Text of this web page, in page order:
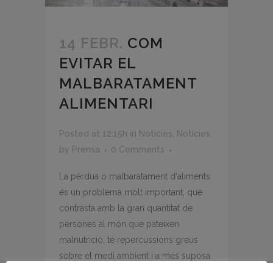
14 FEBR. COM
EVITAR EL
MALBARATAMENT
ALIMENTARI
Posted at 12:15h in Noticies
Notícies
by Prensa 0 Comments
La pèrdua o malbaratament d'aliments
és un problema molt important, que
contrasta amb la gran quantitat de
persones al món que pateixen
malnutrició, té repercussions greus
sobre el medi ambient i a més suposa